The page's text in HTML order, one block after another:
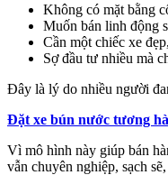
Không có mặt bằng
Muốn bán linh động
Cần một chiếc xe
Sợ đầu tư nhiều mà
Đây là lý do nhiều người
Đặt xe bún nước tương
Vì mô hình này giúp bán
vẫn chuyên nghiệp, sạch